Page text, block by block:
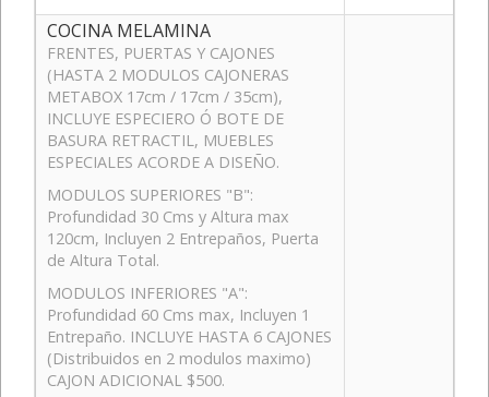
COCINA MELAMINA
FRENTES, PUERTAS Y CAJONES
(HASTA 2 MODULOS CAJONERAS
METABOX 17cm / 17cm / 35cm),
INCLUYE ESPECIERO Ó BOTE DE
BASURA RETRACTIL, MUEBLES
ESPECIALES ACORDE A DISEÑO.
MODULOS SUPERIORES "B":
Profundidad 30 Cms y Altura max
120cm, Incluyen 2 Entrepaños, Puerta
de Altura Total.
MODULOS INFERIORES "A":
Profundidad 60 Cms max, Incluyen 1
Entrepaño. INCLUYE HASTA 6 CAJONES
(Distribuidos en 2 modulos maximo)
CAJON ADICIONAL $500.